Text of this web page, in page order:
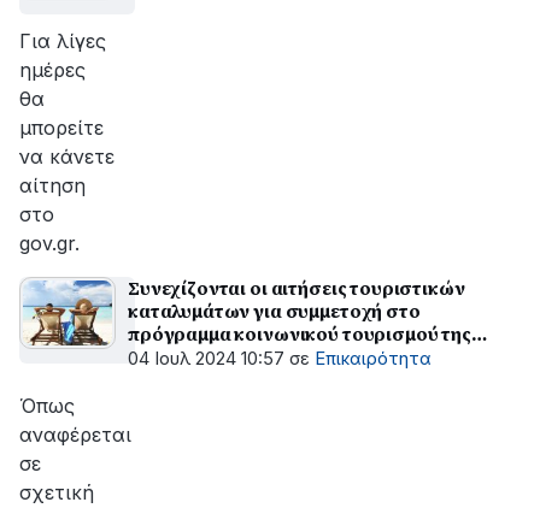
Για λίγες
ημέρες
θα
μπορείτε
να κάνετε
αίτηση
στο
gov.gr.
Συνεχίζονται οι αιτήσεις τουριστικών
καταλυμάτων για συμμετοχή στο
πρόγραμμα κοινωνικού τουρισμού της
ΔΥΠΑ
04 Ιουλ 2024 10:57 σε Επικαιρότητα
Όπως
αναφέρεται
σε
σχετική